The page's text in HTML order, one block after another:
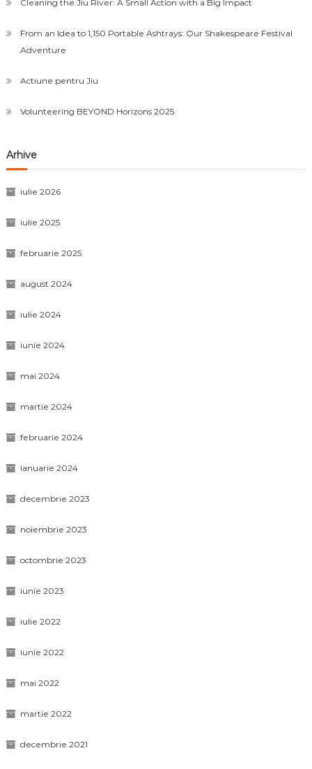
Cleaning the Jiu River: A Small Action with a Big Impact
From an Idea to 1,150 Portable Ashtrays: Our Shakespeare Festival
Adventure
Actiune pentru Jiu
Volunteering BEYOND Horizons 2025
Arhive
iulie 2026
iulie 2025
februarie 2025
august 2024
iulie 2024
iunie 2024
mai 2024
martie 2024
februarie 2024
ianuarie 2024
decembrie 2023
noiembrie 2023
octombrie 2023
iunie 2023
iulie 2022
iunie 2022
mai 2022
martie 2022
decembrie 2021